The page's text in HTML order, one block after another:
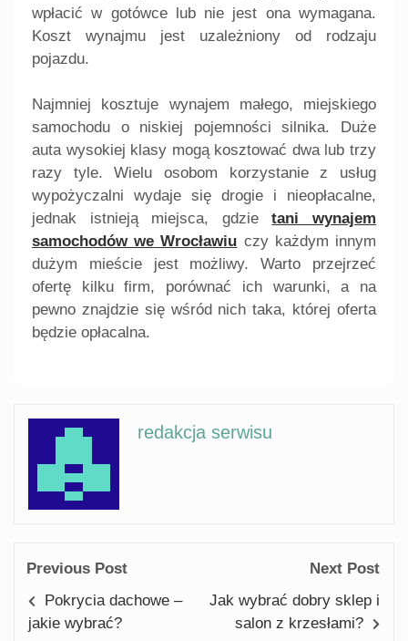
wpłacić w gotówce lub nie jest ona wymagana.
Koszt wynajmu jest uzależniony od rodzaju
pojazdu.
Najmniej kosztuje wynajem małego, miejskiego
samochodu o niskiej pojemności silnika. Duże
auta wysokiej klasy mogą kosztować dwa lub trzy
razy tyle. Wielu osobom korzystanie z usług
wypożyczalni wydaje się drogie i nieopłacalne,
jednak istnieją miejsca, gdzietani wynajem
samochodów we Wrocławiu czy każdym innym
dużym mieście jest możliwy. Warto przejrzeć
ofertę kilku firm, porównać ich warunki, a na
pewno znajdzie się wśród nich taka, której oferta
będzie opłacalna.
redakcja serwisu
Previous Post
Pokrycia dachowe –
jakie wybrać?
Next Post
Jak wybrać dobry sklep i
salon z krzesłami?